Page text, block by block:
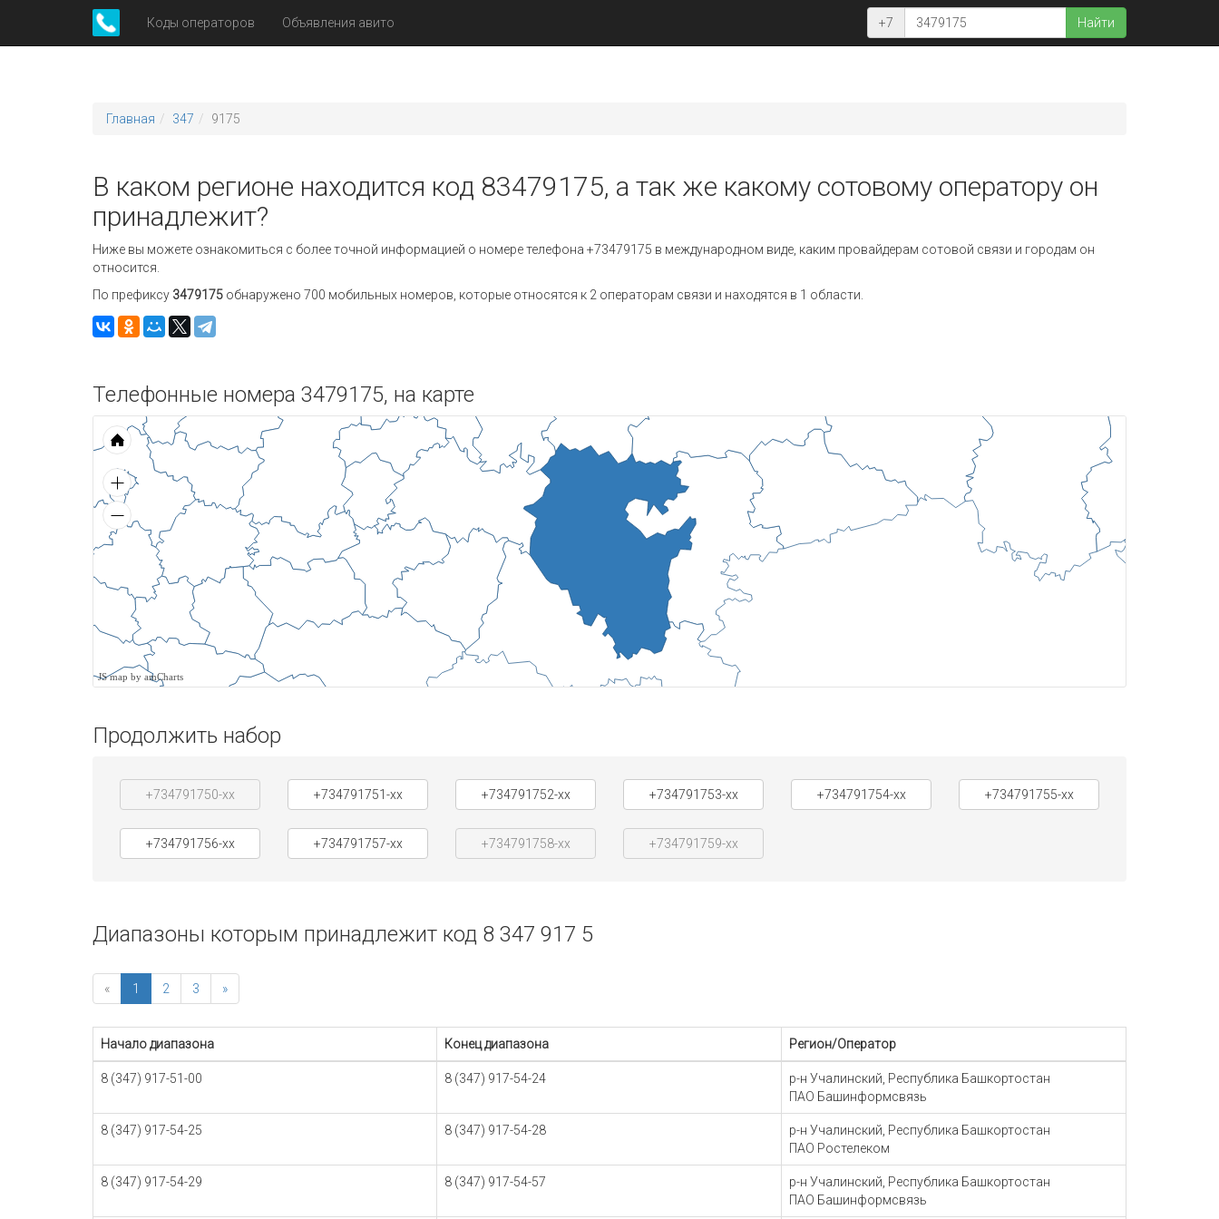
Коды операторов Объявления авито +7 Найти
Главная 347 9175
В каком регионе находится код 83479175, а так же какому сотовому оператору он
принадлежит?
Ниже вы можете ознакомиться с более точной информацией о номере телефона +73479175 в международном виде, каким провайдерам сотовой связи и городам он
относится.
По префиксу 3479175 обнаружено 700 мобильных номеров, которые относятся к 2 операторам связи и находятся в 1 области.
Телефонные номера 3479175, на карте
JS map by amCharts
Продолжить набор
+734791750-xx +734791751-xx +734791752-xx +734791753-xx +734791754-xx +734791755-xx
+734791756-xx +734791757-xx +734791758-xx +734791759-xx
Диапазоны которым принадлежит код 8 347 917 5
« 1 2 3 »
Начало диапазона Конец диапазона Регион/Оператор
8 (347) 917-51-00 8 (347) 917-54-24
р-н Учалинский, Республика Башкортостан
ПАО Башинформсвязь
8 (347) 917-54-25 8 (347) 917-54-28
р-н Учалинский, Республика Башкортостан
ПАО Ростелеком
8 (347) 917-54-29 8 (347) 917-54-57
р-н Учалинский, Республика Башкортостан
ПАО Башинформсвязь